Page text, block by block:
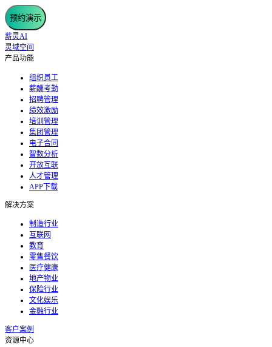
预约演示
薪灵AI
灵域空间
产品功能
组织员工
薪酬考勤
招聘管理
绩效激励
培训管理
集团管理
电子合同
智数分析
开放互联
人才管理
APP下载
解决方案
制造行业
互联网
教育
零售餐饮
医疗健康
地产物业
保险行业
文化娱乐
金融行业
客户案例
资源中心